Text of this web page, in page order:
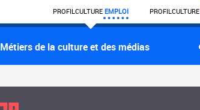
PROFILCULTURE EMPLOI PROFILCULTURE
Métiers de la culture et des médias